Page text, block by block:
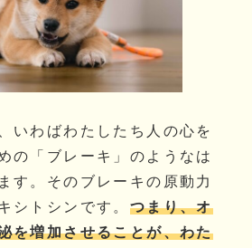
いわばわたしたち人の心を
の「ブレーキ」のようなは
す。そのブレーキの原動力
シトシンです。 つまり、オ
を増加させることが、わた